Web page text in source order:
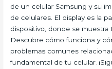
de un celular Samsung y su
de celulares. El display es la
dispositivo, donde se muestra
Descubre cómo funciona y
problemas comunes
fundamental de tu celular.